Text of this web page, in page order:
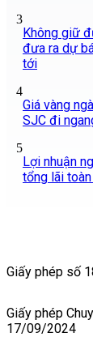
3
Không giữ
đưa ra dự
tới
4
Giá vàng
SJC đi
5
Lợi nhuận
tổng lãi
Giấy phép số
Giấy phép
17/09/2024